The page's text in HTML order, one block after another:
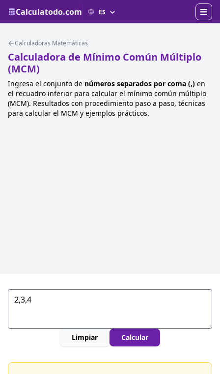
Calculatodo.com
Calculadoras Matemáticas
Calculadora de Mínimo Común Múltiplo
(MCM)
Ingresa el conjunto de números separados por coma (,) en
el recuadro inferior para calcular el mínimo común múltiplo
(MCM). Resultados con procedimiento paso a paso, técnicas
para calcular el MCM y ejemplos prácticos.
Limpiar Calcular